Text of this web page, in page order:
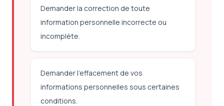
Demander la correction de toute
information personnelle incorrecte ou
incomplète.
Demander l'effacement de vos
informations personnelles sous certaines
conditions.